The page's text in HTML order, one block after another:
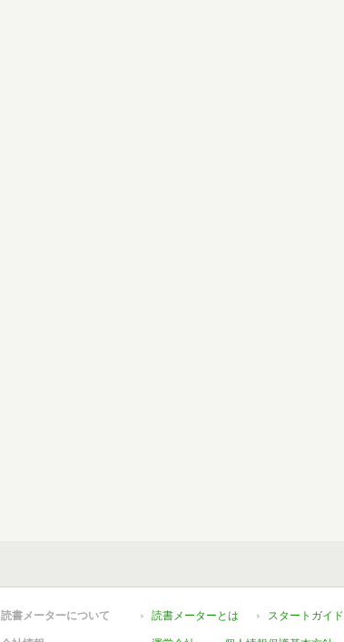
読書メーターについて 読書メーターとは スタートガイド